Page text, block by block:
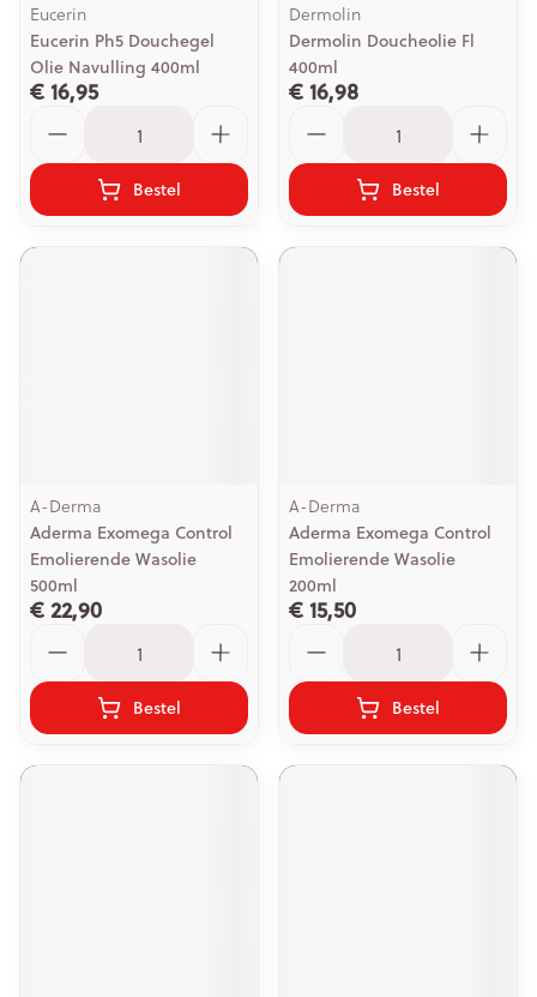
Eucerin
Eucerin Ph5 Douchegel
Olie Navulling 400ml
€ 16,95
Bestel
Dermolin
Dermolin Doucheolie Fl
400ml
€ 16,98
Bestel
A-Derma
Aderma Exomega Control
Emolierende Wasolie
500ml
€ 22,90
Bestel
A-Derma
Aderma Exomega Control
Emolierende Wasolie
200ml
€ 15,50
Bestel